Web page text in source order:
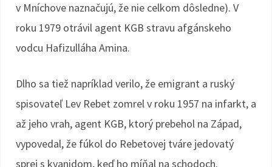
v Mníchove naznačujú, že nie celkom dôsledne). V
roku 1979 otrávil agent KGB stravu afgánskeho
vodcu Hafizulláha Amina.
Dlho sa tiež napríklad verilo, že emigrant a ruský
spisovateľ Lev Rebet zomrel v roku 1957 na infarkt, a
až jeho vrah, agent KGB, ktorý prebehol na Západ,
vypovedal, že fúkol do Rebetovej tváre jedovatý
sprej s kyanidom, keď ho míňal na schodoch.